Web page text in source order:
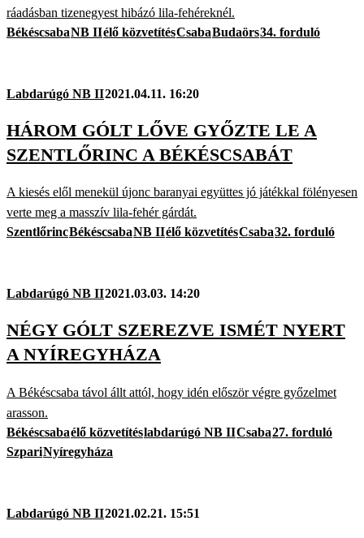
ráadásban tizenegyest hibázó lila-fehéreknél.
BékéscsabaNB IIélő közvetítésCsabaBudaörs34. forduló
Labdarúgó NB II2021.04.11. 16:20
HÁROM GÓLT LŐVE GYŐZTE LE A
SZENTLŐRINC A BÉKÉSCSABÁT
A kiesés elől menekül újonc baranyai együttes jó játékkal fölényesen
verte meg a masszív lila-fehér gárdát.
SzentlőrincBékéscsabaNB IIélő közvetítésCsaba32. forduló
Labdarúgó NB II2021.03.03. 14:20
NÉGY GÓLT SZEREZVE ISMÉT NYERT
A NYÍREGYHÁZA
A Békéscsaba távol állt attól, hogy idén először végre győzelmet
arasson.
Békéscsabaélő közvetítéslabdarúgó NB IICsaba27. forduló
SzpariNyíregyháza
Labdarúgó NB II2021.02.21. 15:51